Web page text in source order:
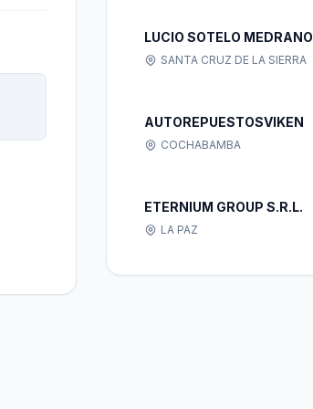
LUCIO SOTELO MEDRANO
SANTA CRUZ DE LA SIERRA
AUTOREPUESTOSVIKEN
COCHABAMBA
ETERNIUM GROUP S.R.L.
LA PAZ